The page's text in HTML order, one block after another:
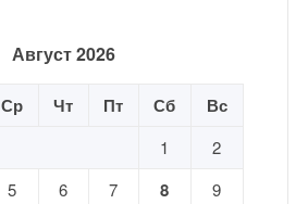
Август 2026
Ср Чт Пт Сб Вс
1
2
5 6 7 8
9